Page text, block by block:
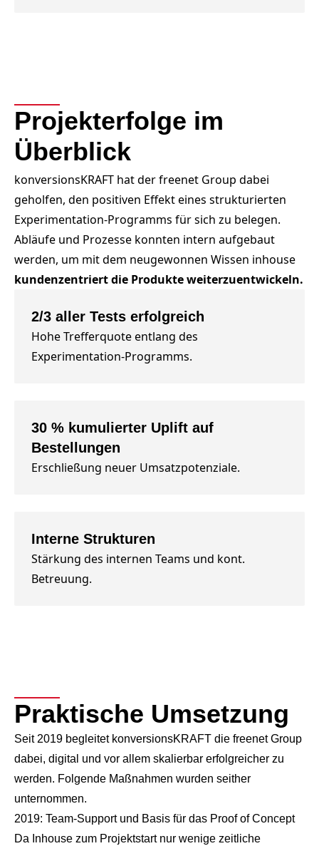
Projekterfolge im
Überblick
konversionsKRAFT hat der freenet Group dabei
geholfen, den positiven Effekt eines strukturierten
Experimentation-Programms für sich zu belegen.
Abläufe und Prozesse konnten intern aufgebaut
werden, um mit dem neugewonnen Wissen inhouse
kundenzentriert die Produkte weiterzuentwickeln.
2/3 aller Tests erfolgreich
Hohe Trefferquote entlang des
Experimentation-Programms.
30 % kumulierter Uplift auf
Bestellungen
Erschließung neuer Umsatzpotenziale.
Interne Strukturen
Stärkung des internen Teams und kont.
Betreuung.
Praktische Umsetzung
Seit 2019 begleitet konversionsKRAFT die freenet Group
dabei, digital und vor allem skalierbar erfolgreicher zu
werden. Folgende Maßnahmen wurden seither
unternommen.
2019: Team-Support und Basis für das Proof of Concept
Da Inhouse zum Projektstart nur wenige zeitliche